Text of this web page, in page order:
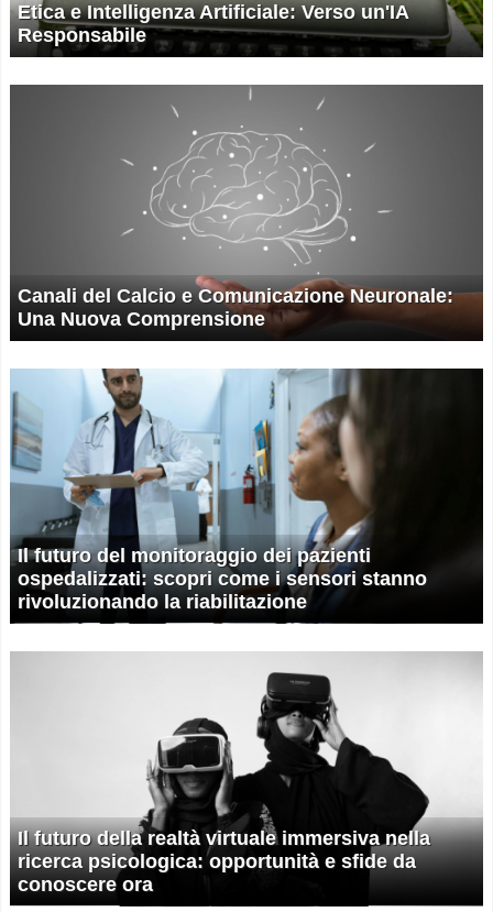
Etica e Intelligenza Artificiale: Verso un'IA
Responsabile
Canali del Calcio e Comunicazione Neuronale:
Una Nuova Comprensione
Il futuro del monitoraggio dei pazienti
ospedalizzati: scopri come i sensori stanno
rivoluzionando la riabilitazione
Il futuro della realtà virtuale immersiva nella
ricerca psicologica: opportunità e sfide da
conoscere ora